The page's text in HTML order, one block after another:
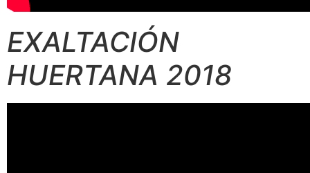
EXALTACIÓN
HUERTANA 2018